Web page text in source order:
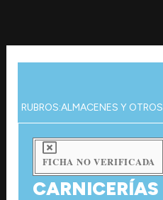
contenido
RUBROS:ALMACENES Y OTROS
FICHA NO VERIFICADA
CARNICERÍAS